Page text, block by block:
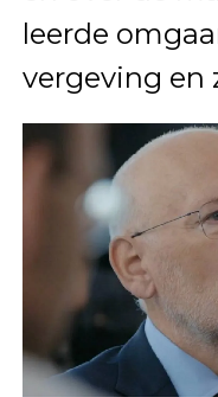
leerde
vergeving en